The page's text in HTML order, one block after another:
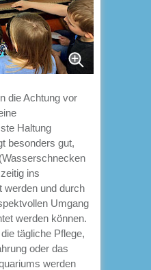
die Achtung vor
Haltung
besonders gut,
ins
werden und durch
Umgang
werden können.
tägliche Pflege,
oder das
werden